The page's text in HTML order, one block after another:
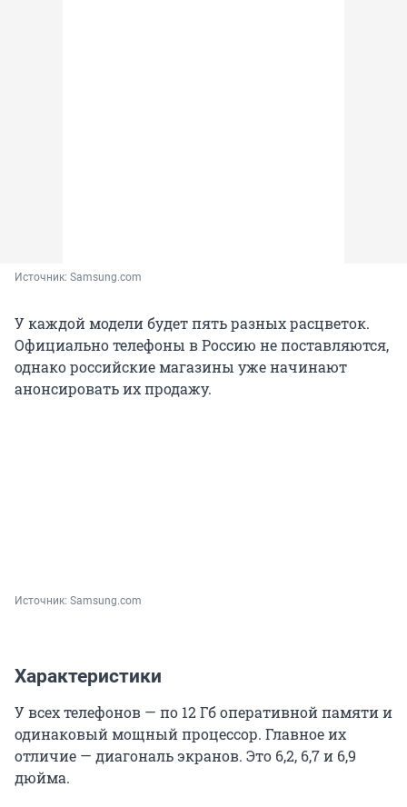
Источник: Samsung.com
У каждой модели будет пять разных расцветок.
Официально телефоны в Россию не поставляются,
однако российские магазины уже начинают
анонсировать их продажу.
Источник: Samsung.com
Характеристики
У всех телефонов — по 12 Гб оперативной памяти и
одинаковый мощный процессор. Главное их
отличие — диагональ экранов. Это 6,2, 6,7 и 6,9
дюйма.